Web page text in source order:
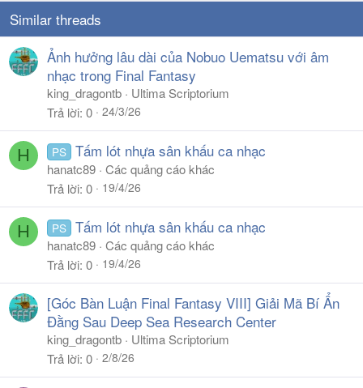
Similar threads
Ảnh hưởng lâu dài của Nobuo Uematsu với âm
nhạc trong Final Fantasy
king_dragontb
Ultima Scriptorium
Trả lời 0 24/3/26
H PS Tấm lót nhựa sân khấu ca nhạc
hanatc89 Các quảng cáo khác
Trả lời 0 19/4/26
H PS Tấm lót nhựa sân khấu ca nhạc
hanatc89 Các quảng cáo khác
Trả lời 0 19/4/26
[Góc Bàn Luận Final Fantasy VIII] Giải Mã Bí Ẩn
Đằng Sau Deep Sea Research Center
king_dragontb
Ultima Scriptorium
Trả lời 0 2/8/26